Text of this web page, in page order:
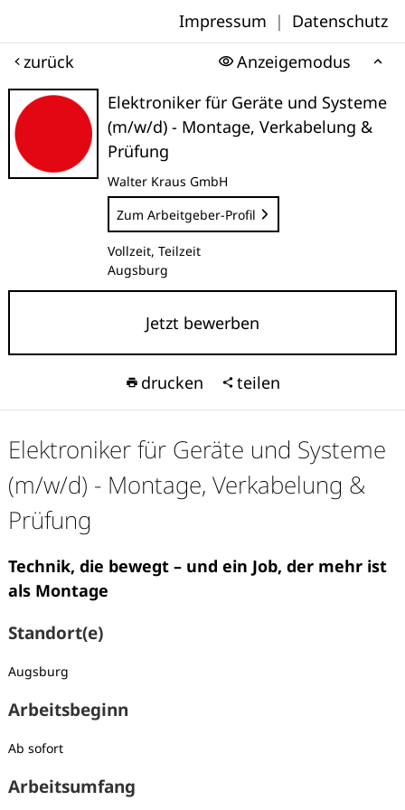
Impressum | Datenschutz
zurück
Anzeigemodus
Elektroniker für Geräte und Systeme
(m/w/d) - Montage, Verkabelung &
Prüfung
Walter Kraus GmbH
Zum Arbeitgeber-Profil
Vollzeit, Teilzeit
Augsburg
Jetzt bewerben
drucken teilen
Elektroniker für Geräte und Systeme
(m/w/d) - Montage, Verkabelung &
Prüfung
Technik, die bewegt – und ein Job, der mehr ist
als Montage
Standort(e)
Augsburg
Arbeitsbeginn
Ab sofort
Arbeitsumfang